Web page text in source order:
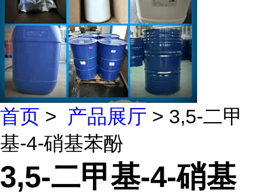
首页 > 产品展厅 > 3,5-二甲
基-4-硝基苯酚
3,5-二甲基-4-硝基